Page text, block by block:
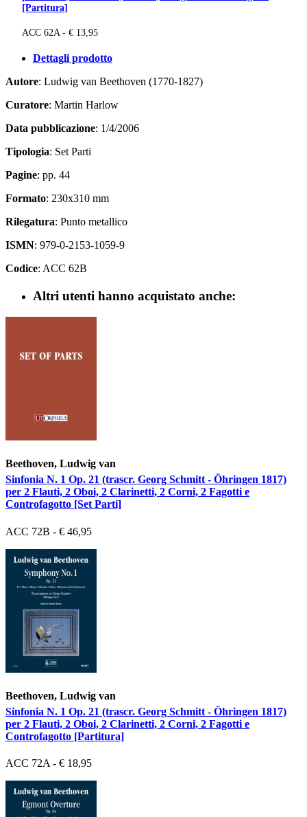
[Partitura]
ACC 62A - € 13,95
Dettagli prodotto
Autore: Ludwig van Beethoven (1770-1827)
Curatore: Martin Harlow
Data pubblicazione: 1/4/2006
Tipologia: Set Parti
Pagine: pp. 44
Formato: 230x310 mm
Rilegatura: Punto metallico
ISMN: 979-0-2153-1059-9
Codice: ACC 62B
Altri utenti hanno acquistato anche:
Beethoven, Ludwig van
Sinfonia N. 1 Op. 21 (trascr. Georg Schmitt - Öhringen 1817)
per 2 Flauti, 2 Oboi, 2 Clarinetti, 2 Corni, 2 Fagotti e
Controfagotto [Set Parti]
ACC 72B - € 46,95
Beethoven, Ludwig van
Sinfonia N. 1 Op. 21 (trascr. Georg Schmitt - Öhringen 1817)
per 2 Flauti, 2 Oboi, 2 Clarinetti, 2 Corni, 2 Fagotti e
Controfagotto [Partitura]
ACC 72A - € 18,95